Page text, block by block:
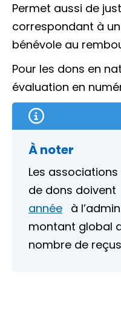
Permet aussi de
correspondant à
bénévole au
Pour les dons en
évaluation en
À noter
Les
de dons doivent
année à
montant global
nombre de